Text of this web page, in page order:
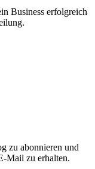
Business erfolgreich
zu abonnieren und
Mail zu erhalten.